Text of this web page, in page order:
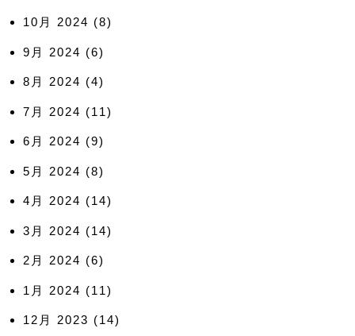
10月 2024 (8)
9月 2024 (6)
8月 2024 (4)
7月 2024 (11)
6月 2024 (9)
5月 2024 (8)
4月 2024 (14)
3月 2024 (14)
2月 2024 (6)
1月 2024 (11)
12月 2023 (14)